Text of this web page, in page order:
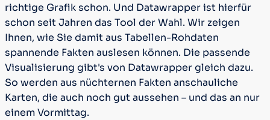
richtige Grafik schon. Und Datawrapper ist hierfür
schon seit Jahren das Tool der Wahl. Wir zeigen
Ihnen, wie Sie damit aus Tabellen-Rohdaten
spannende Fakten auslesen können. Die passende
Visualisierung gibt's von Datawrapper gleich dazu.
So werden aus nüchternen Fakten anschauliche
Karten, die auch noch gut aussehen – und das an nur
einem Vormittag.